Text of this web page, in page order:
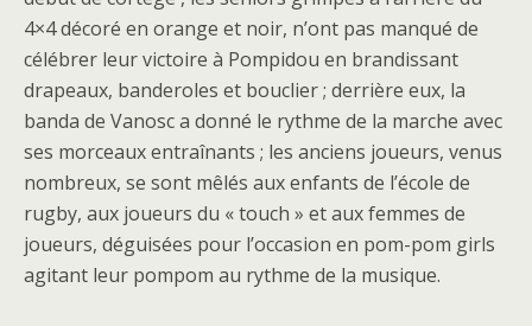
4×4 décoré en orange et noir, n’ont pas manqué de
célébrer leur victoire à Pompidou en brandissant
drapeaux, banderoles et bouclier ; derrière eux, la
banda de Vanosc a donné le rythme de la marche avec
ses morceaux entraînants ; les anciens joueurs, venus
nombreux, se sont mêlés aux enfants de l’école de
rugby, aux joueurs du « touch » et aux femmes de
joueurs, déguisées pour l’occasion en pom-pom girls
agitant leur pompom au rythme de la musique.